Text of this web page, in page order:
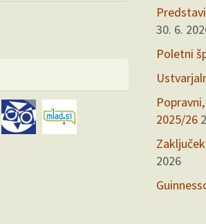
30. 6.
Poletni
2025/26
2026